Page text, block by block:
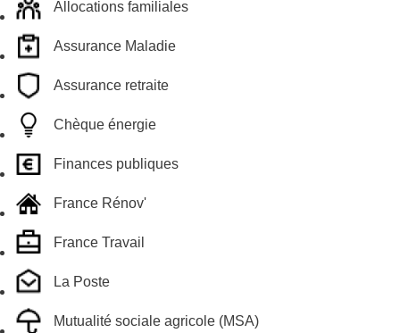
Allocations familiales
Assurance Maladie
Assurance retraite
Chèque énergie
Finances publiques
France Rénov'
France Travail
La Poste
Mutualité sociale agricole (MSA)